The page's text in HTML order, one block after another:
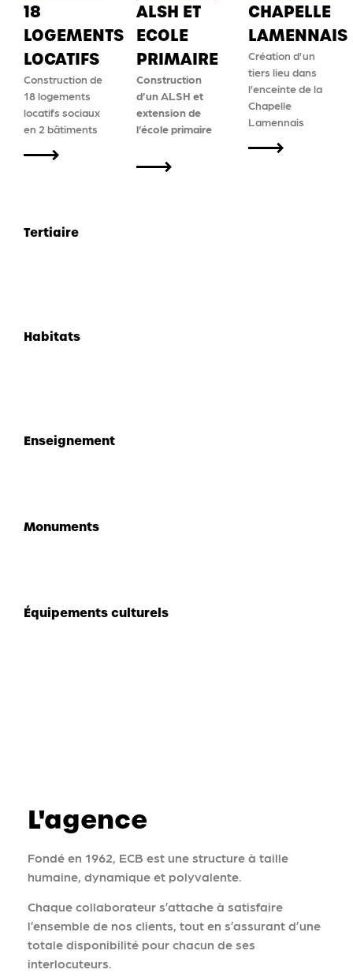
18
LOGEMENTS
LOCATIFS
Construction de
18 logements
locatifs sociaux
en 2 bâtiments
ALSH ET
ECOLE
PRIMAIRE
Construction
d’un ALSH et
extension de
l’école primaire
CHAPELLE
LAMENNAIS
Création d’un
tiers lieu dans
l’enceinte de la
Chapelle
Lamennais
Tertiaire
Habitats
Enseignement
Monuments
Équipements culturels
L'agence
Fondé en 1962, ECB est une structure à taille
humaine, dynamique et polyvalente.
Chaque collaborateur s’attache à satisfaire
l’ensemble de nos clients, tout en s’assurant d’une
totale disponibilité pour chacun de ses
interlocuteurs.